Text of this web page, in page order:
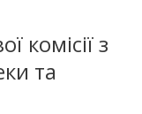
комісії з
та